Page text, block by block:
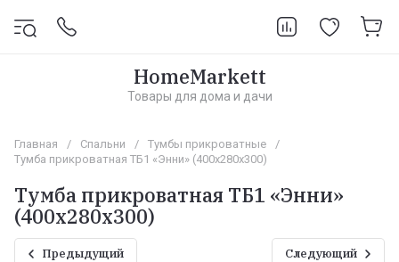
HomeMarkett
Товары для дома и дачи
Главная / Спальни / Тумбы прикроватные
/
Тумба прикроватная ТБ1 «Энни» (400х280х300)
Тумба прикроватная ТБ1 «Энни»
(400х280х300)
Предыдущий Следующий